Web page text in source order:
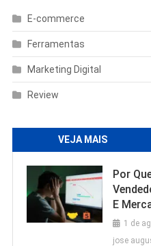
E-commerce
Ferramentas
Marketing Digital
Review
VEJA MAIS
Por
E
1 de
jose